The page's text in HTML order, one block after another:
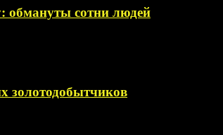
обмануты сотни людей
золотодобытчиков